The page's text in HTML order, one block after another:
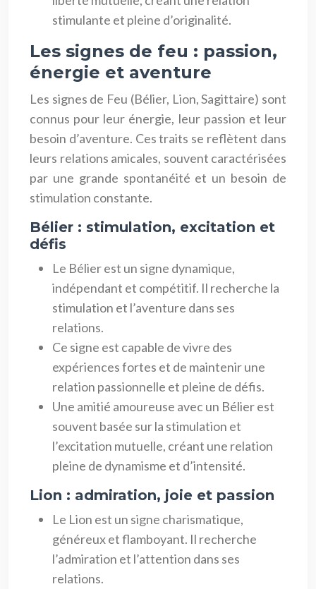
stimulante et pleine d’originalité.
Les signes de feu : passion,
énergie et aventure
Les signes de Feu (Bélier, Lion, Sagittaire) sont
connus pour leur énergie, leur passion et leur
besoin d’aventure. Ces traits se reflètent dans
leurs relations amicales, souvent caractérisées
par une grande spontanéité et un besoin de
stimulation constante.
Bélier : stimulation, excitation et
défis
Le Bélier est un signe dynamique,
indépendant et compétitif. Il recherche la
stimulation et l’aventure dans ses
relations.
Ce signe est capable de vivre des
expériences fortes et de maintenir une
relation passionnelle et pleine de défis.
Une amitié amoureuse avec un Bélier est
souvent basée sur la stimulation et
l’excitation mutuelle, créant une relation
pleine de dynamisme et d’intensité.
Lion : admiration, joie et passion
Le Lion est un signe charismatique,
généreux et flamboyant. Il recherche
l’admiration et l’attention dans ses
relations.